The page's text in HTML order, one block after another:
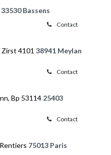
33530 Bassens
Contact
4101 38941 Meylan
Contact
Bp 53114 25403
Contact
75013 Paris